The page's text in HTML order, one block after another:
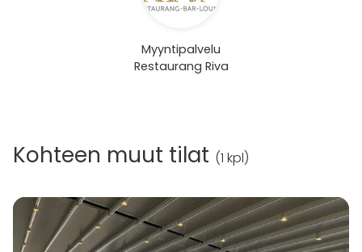
Myyntipalvelu
Restaurang Riva
Kohteen muut tilat (1 kpl)